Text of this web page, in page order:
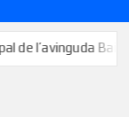
l’avinguda Baix